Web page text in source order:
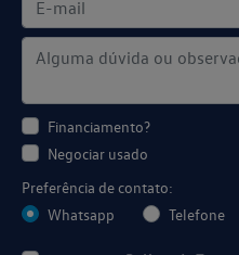
Financiamento?
Negociar usado
Preferência de contato:
Whatsapp
Telefone